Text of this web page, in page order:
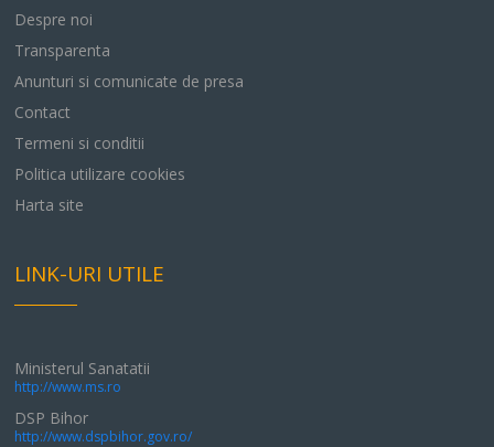
Despre noi
Transparenta
Anunturi si comunicate de presa
Contact
Termeni si conditii
Politica utilizare cookies
Harta site
LINK-URI UTILE
Ministerul Sanatatii
http://www.ms.ro
DSP Bihor
http://www.dspbihor.gov.ro/